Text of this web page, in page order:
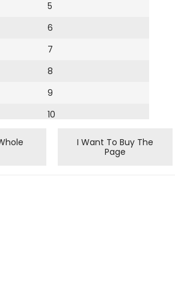
5
6
7
8
9
10
I Want To Buy The
Page